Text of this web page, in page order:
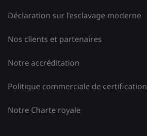
Déclaration sur l’esclavage moderne
Nos clients et partenaires
Notre accréditation
Politique commerciale de certification
Notre Charte royale